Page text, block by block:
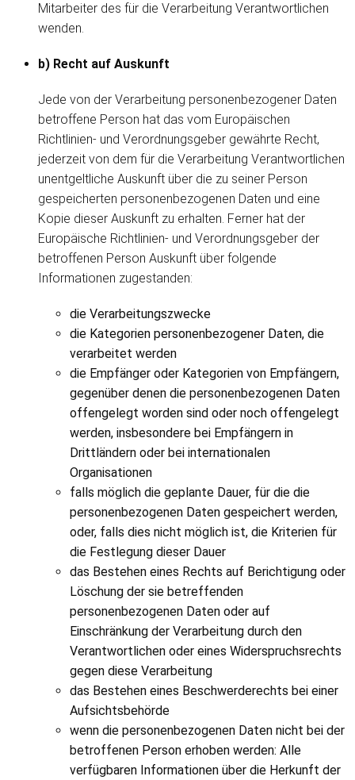
Mitarbeiter des für die Verarbeitung Verantwortlichen
wenden.
b) Recht auf Auskunft
Jede von der Verarbeitung personenbezogener Daten
betroffene Person hat das vom Europäischen
Richtlinien- und Verordnungsgeber gewährte Recht,
jederzeit von dem für die Verarbeitung Verantwortlichen
unentgeltliche Auskunft über die zu seiner Person
gespeicherten personenbezogenen Daten und eine
Kopie dieser Auskunft zu erhalten. Ferner hat der
Europäische Richtlinien- und Verordnungsgeber der
betroffenen Person Auskunft über folgende
Informationen zugestanden:
die Verarbeitungszwecke
die Kategorien personenbezogener Daten, die
verarbeitet werden
die Empfänger oder Kategorien von Empfängern,
gegenüber denen die personenbezogenen Daten
offengelegt worden sind oder noch offengelegt
werden, insbesondere bei Empfängern in
Drittländern oder bei internationalen
Organisationen
falls möglich die geplante Dauer, für die die
personenbezogenen Daten gespeichert werden,
oder, falls dies nicht möglich ist, die Kriterien für
die Festlegung dieser Dauer
das Bestehen eines Rechts auf Berichtigung oder
Löschung der sie betreffenden
personenbezogenen Daten oder auf
Einschränkung der Verarbeitung durch den
Verantwortlichen oder eines Widerspruchsrechts
gegen diese Verarbeitung
das Bestehen eines Beschwerderechts bei einer
Aufsichtsbehörde
wenn die personenbezogenen Daten nicht bei der
betroffenen Person erhoben werden: Alle
verfügbaren Informationen über die Herkunft der